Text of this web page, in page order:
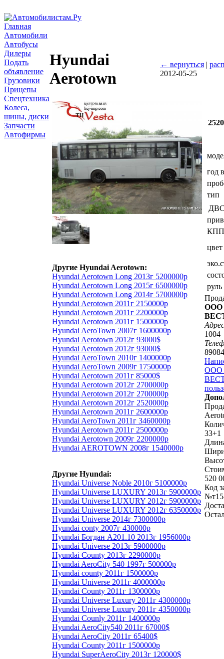
Главная
Автомобили
Автобусы
Дилеры
Подать
объявление
Грузовики
Прицепы
Спецтехника
Колеса,
шины, диски
Запчасти
Автофирмы
Hyundai
Aerotown
← вернуться |
2012-05-25
Другие Hyundai Aerotown:
Hyundai Aerotown Long 2013г 5200000р
Hyundai Aerotown Long 2015г 6500000р
Hyundai Aerotown Long 2014г 5700000р
Hyundai Aerotown 2011г 2150000р
Hyundai Aerotown 2011г 2200000р
Hyundai Aerotown 2011г 1500000р
Hyundai AeroTown 2007г 1600000р
Hyundai Aerotown 2012г 93000$
Hyundai Aerotown 2012г 93000$
Hyundai AeroTown 2010г 1400000р
Hyundai AeroTown 2009г 1750000р
Hyundai Aerotown 2011г 85000$
Hyundai Aerotown 2012г 2700000р
Hyundai Aerotown 2012г 2700000р
Hyundai Aerotown 2012г 2520000р
Hyundai Aerotown 2011г 2600000р
Hyundai AeroTown 2011г 3460000р
Hyundai Aerotown 2011г 2500000р
Hyundai Aerotown 2009г 2200000р
Hyundai AEROTOWN 2008г 1540000р
Другие Hyundai:
Hyundai Universe Noble 2010г 5100000р
Hyundai Universe LUXURY 2013г 5900000р
Hyundai Universe LUXURY 2012г 5900000р
Hyundai Universe LUXURY 2012г 6350000р
Hyundai Universe 2014г 7300000р
Hyundai conty 2007г 430000р
Hyundai Богдан А201.10 2013г 1956000р
Hyundai Universe 2013г 5900000р
Hyundai County 2013г 2290000р
Hyundai AeroCity 540 1997г 500000р
Hyundai county 2011г 1500000р
Hyundai Universe 2011г 4000000р
Hyundai County 2011г 1300000р
Hyundai Universe Luxury 2011г 4300000р
Hyundai Universe Luxury 2011г 4350000р
Hyundai Counly 2011г 1400000р
Hyundai AeroCity540 2011г 67000$
Hyundai AeroCity 2011г 65400$
Hyundai County 2011г 1500000р
Hyundai SuperAeroCity 2013г 120000$
год
тип
КПП
цвет
руль
ООО
1004
ООО
33+1
520
Код